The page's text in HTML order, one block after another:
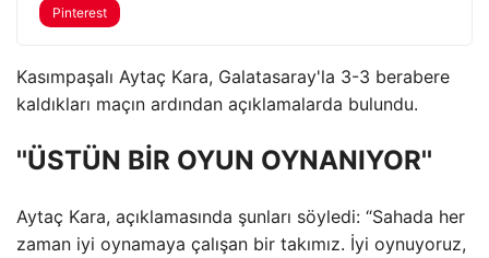
Pinterest
Kasımpaşalı Aytaç Kara, Galatasaray'la 3-3 berabere
kaldıkları maçın ardından açıklamalarda bulundu.
''ÜSTÜN BİR OYUN OYNANIYOR''
Aytaç Kara, açıklamasında şunları söyledi: “Sahada her
zaman iyi oynamaya çalışan bir takımız. İyi oynuyoruz,